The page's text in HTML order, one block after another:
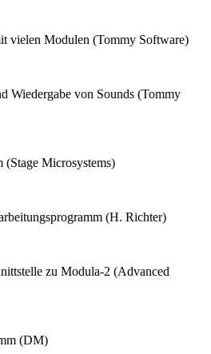
vielen Modulen (Tommy Software)
Wiedergabe von Sounds (Tommy
(Stage Microsystems)
(H. Richter)
zu Modula-2 (Advanced
(DM)